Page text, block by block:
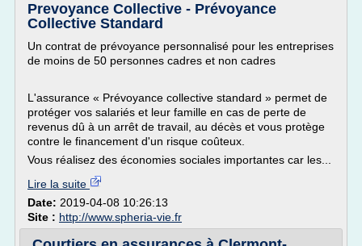
Prevoyance Collective - Prévoyance
Collective Standard
Un contrat de prévoyance personnalisé pour les entreprises
de moins de 50 personnes cadres et non cadres
L'assurance « Prévoyance collective standard » permet de
protéger vos salariés et leur famille en cas de perte de
revenus dû à un arrêt de travail, au décès et vous protège
contre le financement d'un risque coûteux.
Vous réalisez des économies sociales importantes car les...
Lire la suite
Date: 2019-04-08 10:26:13
Site : http://www.spheria-vie.fr